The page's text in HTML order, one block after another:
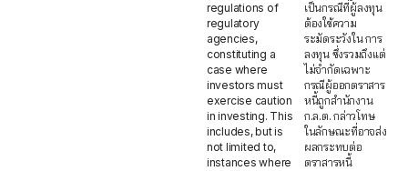
regulations of
regulatory
agencies,
constituting a
case where
investors must
exercise caution
in investing. This
includes, but is
not limited to,
instances where
เป็นกรณีที่ผู้ลงทุน
ต้องใช้ความ
ระมัดระวังใน การ
ลงทุน ซึ่งรวมถึงแต่
ไม่จำกัดเฉพาะ
กรณีผู้ออกตราสาร
หนี้ถูกสำนักงาน
ก.ล.ต. กล่าวโทษ
ในลักษณะที่อาจส่ง
ผลกระทบต่อ
ตราสารหนี้